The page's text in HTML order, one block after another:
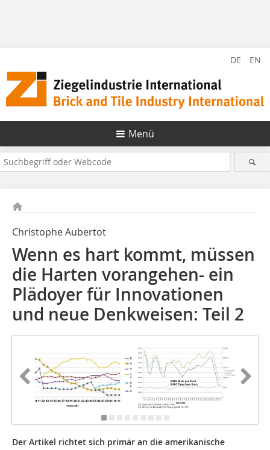
DE EN
Menü
Christophe Aubertot
Wenn es hart kommt, müssen
die Harten vorangehen- ein
Plädoyer für Innovationen
und neue Denkweisen: Teil 2
Der Artikel richtet sich primär an die amerikanische